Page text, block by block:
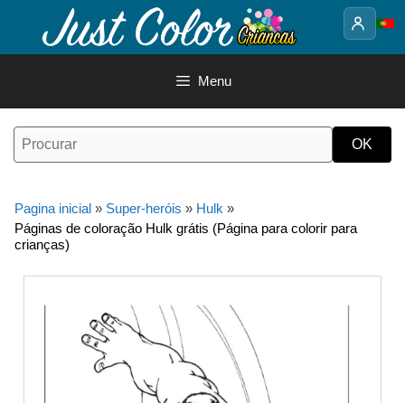
o
Menu
Pagina inicial » Super-heróis » Hulk »
Páginas de coloração Hulk grátis (Página para colorir para
crianças)